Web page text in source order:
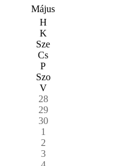
Május
H
K
Sze
Cs
P
Szo
V
28
29
30
1
2
3